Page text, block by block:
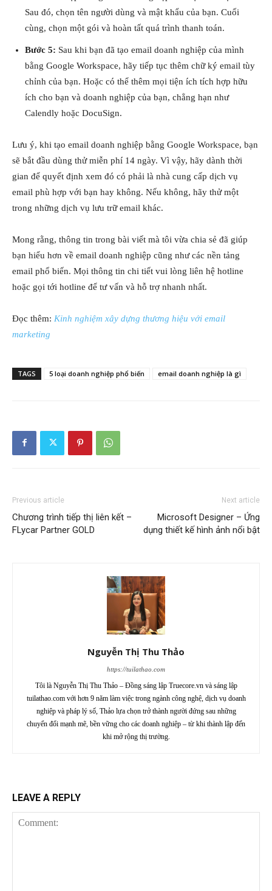
Sau đó, chọn tên người dùng và mật khẩu của bạn. Cuối
cùng, chọn một gói và hoàn tất quá trình thanh toán.
Bước 5: Sau khi bạn đã tạo email doanh nghiệp của mình
bằng Google Workspace, hãy tiếp tục thêm chữ ký email tùy
chỉnh của bạn. Hoặc có thể thêm mọi tiện ích tích hợp hữu
ích cho bạn và doanh nghiệp của bạn, chẳng hạn như
Calendly hoặc DocuSign.
Lưu ý, khi tạo email doanh nghiệp bằng Google Workspace, bạn
sẽ bắt đầu dùng thử miễn phí 14 ngày. Vì vậy, hãy dành thời
gian để quyết định xem đó có phải là nhà cung cấp dịch vụ
email phù hợp với bạn hay không. Nếu không, hãy thử một
trong những dịch vụ lưu trữ email khác.
Mong rằng, thông tin trong bài viết mà tôi vừa chia sẻ đã giúp
bạn hiểu hơn về email doanh nghiệp cũng như các nền tảng
email phổ biến. Mọi thông tin chi tiết vui lòng liên hệ hotline
hoặc gọi tới hotline để tư vấn và hỗ trợ nhanh nhất.
Đọc thêm: Kinh nghiệm xây dựng thương hiệu với email
marketing
TAGS 5 loại doanh nghiệp phổ biến email doanh nghiệp là gì
Previous article
Chương trình tiếp thị liên kết –
FLycar Partner GOLD
Next article
Microsoft Designer – Ứng
dụng thiết kế hình ảnh nổi bật
Nguyễn Thị Thu Thảo
https://tuilathao.com
Tôi là Nguyễn Thị Thu Thảo – Đồng sáng lập Truecore.vn và sáng lập
tuilathao.com với hơn 9 năm làm việc trong ngành công nghệ, dịch vụ doanh
nghiệp và pháp lý số, Thảo lựa chọn trở thành người đứng sau những
chuyển đổi mạnh mẽ, bền vững cho các doanh nghiệp – từ khi thành lập đến
khi mở rộng thị trường.
LEAVE A REPLY